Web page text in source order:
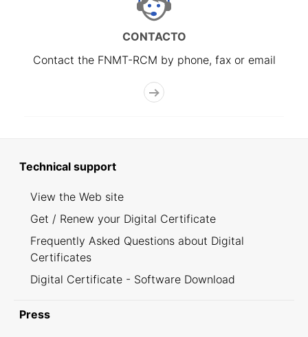
CONTACTO
Contact the FNMT-RCM by phone, fax or email
Technical support
View the Web site
Get / Renew your Digital Certificate
Frequently Asked Questions about Digital
Certificates
Digital Certificate - Software Download
Press